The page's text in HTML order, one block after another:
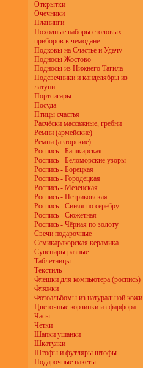
Открытки
Очечники
Планинги
Походные наборы столовых
приборов в чемодане
Подковы на Счастье и Удачу
Подносы Жостово
Подносы из Нижнего Тагила
Подсвечники и канделябры из
латуни
Портсигары
Посуда
Птицы счастья
Расчёски массажные, гребни
Ремни (армейские)
Ремни (авторские)
Роспись - Башкирская
Роспись - Беломорские узоры
Роспись - Борецкая
Роспись - Городецкая
Роспись - Мезенская
Роспись - Петриковская
Роспись - Синяя по серебру
Роспись - Сюжетная
Роспись - Чёрная по золоту
Свечи подарочные
Семикаракорская керамика
Сувениры разные
Таблетницы
Текстиль
Флешки для компьютера (роспись)
Фляжки
Фотоальбомы из натуральной кожи
Цветочные корзинки из фарфора
Часы
Чётки
Шапки ушанки
Шкатулки
Штофы и футляры штофы
Подарочные пакеты